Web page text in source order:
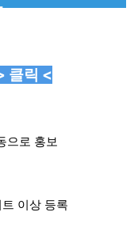
클릭 <
으로 홍보
이상 등록